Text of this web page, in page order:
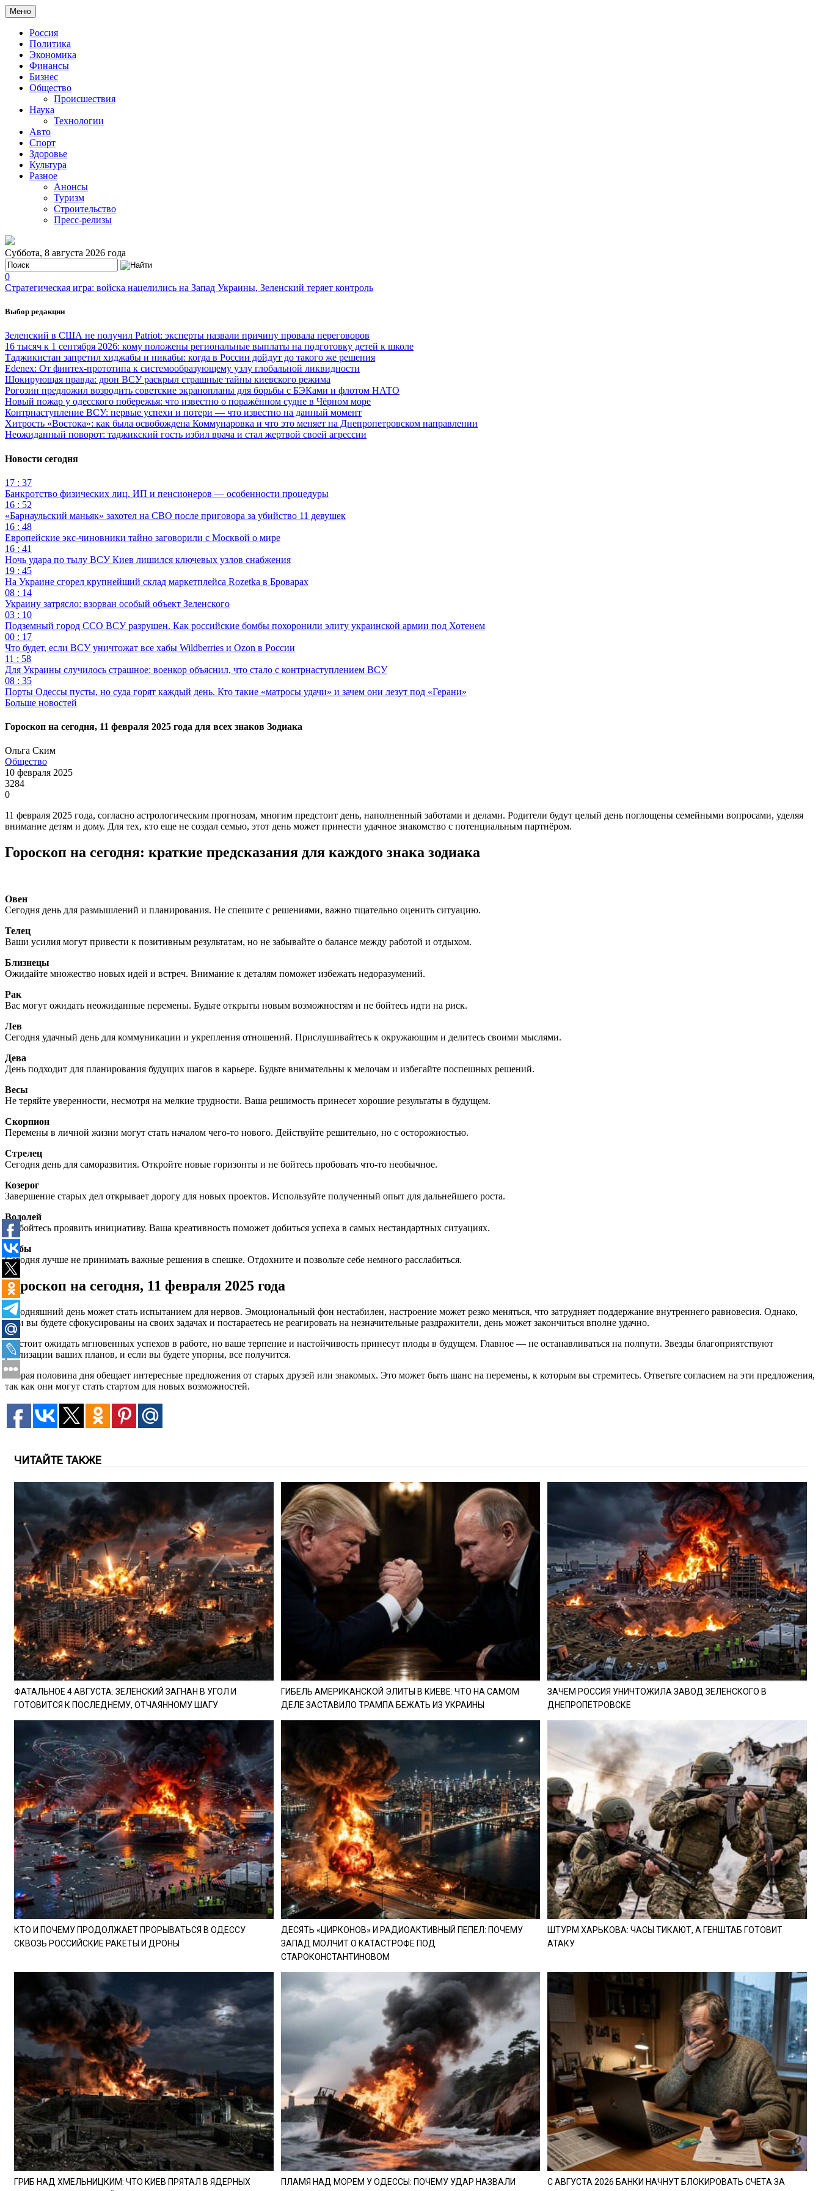
Меню
Россия
Политика
Экономика
Финансы
Бизнес
Общество
Происшествия
Наука
Технологии
Авто
Спорт
Здоровье
Культура
Разное
Анонсы
Туризм
Строительство
Пресс-релизы
Суббота, 8 августа 2026 года
0
Стратегическая игра: войска нацелились на Запад Украины, Зеленский теряет контроль
Выбор редакции
Зеленский в США не получил Patriot: эксперты назвали причину провала переговоров
16 тысяч к 1 сентября 2026: кому положены региональные выплаты на подготовку детей к школе
Таджикистан запретил хиджабы и никабы: когда в России дойдут до такого же решения
Edenex: От финтех-прототипа к системообразующему узлу глобальной ликвидности
Шокирующая правда: дрон ВСУ раскрыл страшные тайны киевского режима
Рогозин предложил возродить советские экранопланы для борьбы с БЭКами и флотом НАТО
Новый пожар у одесского побережья: что известно о поражённом судне в Чёрном море
Контрнаступление ВСУ: первые успехи и потери — что известно на данный момент
Хитрость «Востока»: как была освобождена Коммунаровка и что это меняет на Днепропетровском направлении
Неожиданный поворот: таджикский гость избил врача и стал жертвой своей агрессии
Новости сегодня
17 : 37
Банкротство физических лиц, ИП и пенсионеров — особенности процедуры
16 : 52
«Барнаульский маньяк» захотел на СВО после приговора за убийство 11 девушек
16 : 48
Европейские экс-чиновники тайно заговорили с Москвой о мире
16 : 41
Ночь удара по тылу ВСУ Киев лишился ключевых узлов снабжения
19 : 45
На Украине сгорел крупнейший склад маркетплейса Rozetka в Броварах
08 : 14
Украину затрясло: взорван особый объект Зеленского
03 : 10
Подземный город ССО ВСУ разрушен. Как российские бомбы похоронили элиту украинской армии под Хотенем
00 : 17
Что будет, если ВСУ уничтожат все хабы Wildberries и Ozon в России
11 : 58
Для Украины случилось страшное: военкор объяснил, что стало с контрнаступлением ВСУ
08 : 35
Порты Одессы пусты, но суда горят каждый день. Кто такие «матросы удачи» и зачем они лезут под «Герани»
Больше новостей
Гороскоп на сегодня, 11 февраля 2025 года для всех знаков Зодиака
Ольга Ским
Общество
10 февраля 2025
3284
0
11 февраля 2025 года, согласно астрологическим прогнозам, многим предстоит день, наполненный заботами и делами. Родители будут целый день поглощены семейными вопросами, уделяя
внимание детям и дому. Для тех, кто еще не создал семью, этот день может принести удачное знакомство с потенциальным партнёром.
Гороскоп на сегодня: краткие предсказания для каждого знака зодиака
Овен
Сегодня день для размышлений и планирования. Не спешите с решениями, важно тщательно оценить ситуацию.
Телец
Ваши усилия могут привести к позитивным результатам, но не забывайте о балансе между работой и отдыхом.
Близнецы
Ожидайте множество новых идей и встреч. Внимание к деталям поможет избежать недоразумений.
Рак
Вас могут ожидать неожиданные перемены. Будьте открыты новым возможностям и не бойтесь идти на риск.
Лев
Сегодня удачный день для коммуникации и укрепления отношений. Прислушивайтесь к окружающим и делитесь своими мыслями.
Дева
День подходит для планирования будущих шагов в карьере. Будьте внимательны к мелочам и избегайте поспешных решений.
Весы
Не теряйте уверенности, несмотря на мелкие трудности. Ваша решимость принесет хорошие результаты в будущем.
Скорпион
Перемены в личной жизни могут стать началом чего-то нового. Действуйте решительно, но с осторожностью.
Стрелец
Сегодня день для саморазвития. Откройте новые горизонты и не бойтесь пробовать что-то необычное.
Козерог
Завершение старых дел открывает дорогу для новых проектов. Используйте полученный опыт для дальнейшего роста.
Водолей
Не бойтесь проявить инициативу. Ваша креативность поможет добиться успеха в самых нестандартных ситуациях.
Рыбы
Сегодня лучше не принимать важные решения в спешке. Отдохните и позвольте себе немного расслабиться.
Гороскоп на сегодня, 11 февраля 2025 года
Сегодняшний день может стать испытанием для нервов. Эмоциональный фон нестабилен, настроение может резко меняться, что затрудняет поддержание внутреннего равновесия. Однако,
если вы будете сфокусированы на своих задачах и постараетесь не реагировать на незначительные раздражители, день может закончиться вполне удачно.
Не стоит ожидать мгновенных успехов в работе, но ваше терпение и настойчивость принесут плоды в будущем. Главное — не останавливаться на полпути. Звезды благоприятствуют
реализации ваших планов, и если вы будете упорны, все получится.
Вторая половина дня обещает интересные предложения от старых друзей или знакомых. Это может быть шанс на перемены, к которым вы стремитесь. Ответьте согласием на эти предложения,
так как они могут стать стартом для новых возможностей.
ЧИТАЙТЕ ТАКЖЕ
ФАТАЛЬНОЕ 4 АВГУСТА: ЗЕЛЕНСКИЙ ЗАГНАН В УГОЛ И
ГОТОВИТСЯ К ПОСЛЕДНЕМУ, ОТЧАЯННОМУ ШАГУ
ГИБЕЛЬ АМЕРИКАНСКОЙ ЭЛИТЫ В КИЕВЕ: ЧТО НА САМОМ
ДЕЛЕ ЗАСТАВИЛО ТРАМПА БЕЖАТЬ ИЗ УКРАИНЫ
ЗАЧЕМ РОССИЯ УНИЧТОЖИЛА ЗАВОД ЗЕЛЕНСКОГО В
ДНЕПРОПЕТРОВСКЕ
КТО И ПОЧЕМУ ПРОДОЛЖАЕТ ПРОРЫВАТЬСЯ В ОДЕССУ
СКВОЗЬ РОССИЙСКИЕ РАКЕТЫ И ДРОНЫ
ДЕСЯТЬ «ЦИРКОНОВ» И РАДИОАКТИВНЫЙ ПЕПЕЛ: ПОЧЕМУ
ЗАПАД МОЛЧИТ О КАТАСТРОФЕ ПОД
СТАРОКОНСТАНТИНОВОМ
ШТУРМ ХАРЬКОВА: ЧАСЫ ТИКАЮТ, А ГЕНШТАБ ГОТОВИТ
АТАКУ
ГРИБ НАД ХМЕЛЬНИЦКИМ: ЧТО КИЕВ ПРЯТАЛ В ЯДЕРНЫХ
ПЛАМЯ НАД МОРЕМ У ОДЕССЫ: ПОЧЕМУ УДАР НАЗВАЛИ
С АВГУСТА 2026 БАНКИ НАЧНУТ БЛОКИРОВАТЬ СЧЕТА ЗА